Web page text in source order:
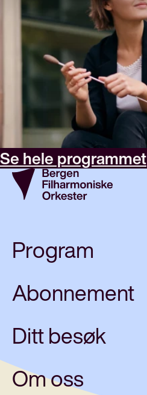
Se hele programmet
Program
Abonnement
Ditt besøk
Om oss